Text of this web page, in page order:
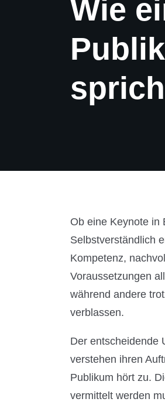
Wie
Ob eine Keynote in
Selbstverständlich
Kompetenz,
Voraussetzungen
während andere
verblassen.
Der entscheidende
verstehen ihren
Publikum hört zu.
vermittelt werden